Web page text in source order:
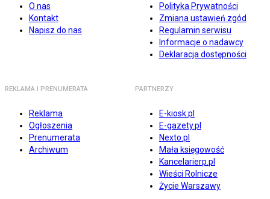
O nas
Kontakt
Napisz do nas
Polityka Prywatności
Zmiana ustawień zgód
Regulamin serwisu
Informacje o nadawcy
Deklaracja dostępności
REKLAMA I PRENUMERATA
Reklama
Ogłoszenia
Prenumerata
Archiwum
PARTNERZY
E-kiosk.pl
E-gazety.pl
Nexto.pl
Mała księgowość
Kancelarierp.pl
Wieści Rolnicze
Życie Warszawy